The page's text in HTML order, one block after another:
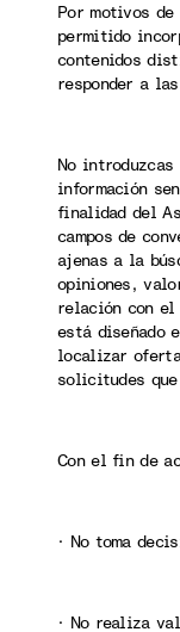
Por motivos
permitido
contenidos
responder a
No
información
finalidad del
campos de
ajenas a la
opiniones,
relación con
está diseñado
localizar
solicitudes
Con el fin de
· No toma
· No realiza